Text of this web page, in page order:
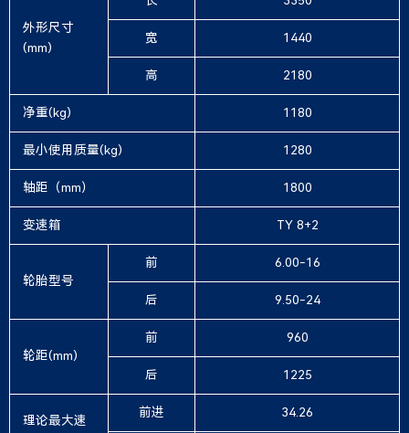
外形尺寸
(mm)
宽 1440
高 2180
净重(kg) 1180
最小使用质量(kg) 1280
轴距（mm） 1800
变速箱 TY 8+2
轮胎型号
前 6.00-16
后 9.50-24
轮距(mm)
前 960
后 1225
理论最大速
前进 34.26